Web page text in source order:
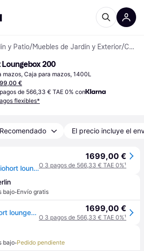
y Patio/Muebles de Jardín y Exterior/ Cajas para mazos
200
mazos, Caja para mazos, 1400L
€
de 566,33 € TAE 0% con
flexibles*
Recomendado El precio incluye el
Arcón de metal biohort loungebox 200 200 x 90 x 85 cm y capacidad de 1486 l
1699,00 €
O 3 pagos de 566,33 € TAE 0%¹
bajo·Envío gratis
Arcón de metal biohort loungebox 200 200 x 90 x 85 cm y capacidad de 1486 l 1699,00 €
O 3 pagos de 566,33 € TAE 0%¹
bajo·Pedido pendiente